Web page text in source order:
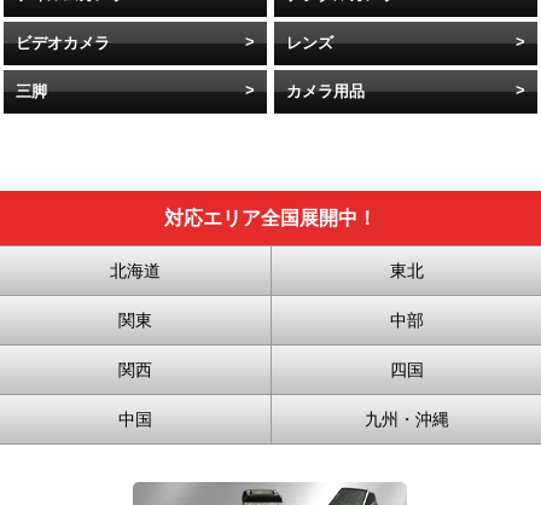
ビデオカメラ レンズ
三脚 カメラ用品
対応エリア全国展開中！
北海道 東北
関東 中部
関西 四国
中国 九州・沖縄